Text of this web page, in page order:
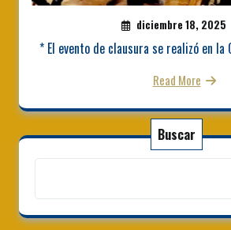
diciembre 18, 2025
* El evento de clausura se realizó en la
Read More
Buscar